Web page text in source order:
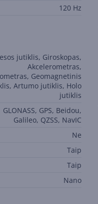
120 Hz
jutiklis, Giroskopas,
Akcelerometras,
Geomagnetinis
Artumo jutiklis, Holo
jutiklis
GLONASS, GPS, Beidou,
Galileo, QZSS, NavIC
Ne
Taip
Taip
Nano